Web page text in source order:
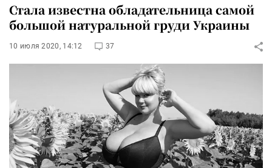
Стала известна обладательница самой
большой натуральной груди Украины
10 июля 2020, 14:12 37